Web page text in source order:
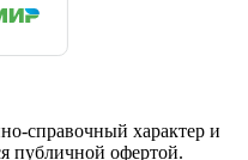
справочный характер и
публичной офертой.